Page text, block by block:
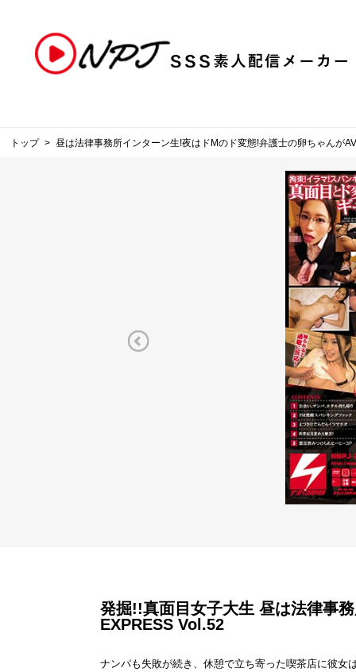
トップ 昼は法律事務所インターン生!夜はドMのド変態!弁護士の卵ちゃんが
発掘!!真面目女子大生 昼は法律事
EXPRESS Vol.52
ナンパも失敗が続き、休憩で立ち寄った喫茶店に彼女